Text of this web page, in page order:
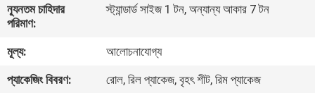
নিয়ন্ত্রণ
ন্যূনতম চাহিদার
পরিমাণ:
স্ট্যান্ডার্ড সাইজ 1 টন, অন্যান্য আকার 7 টন
মূল্য:
আলোচনাযোগ্য
প্যাকেজিং বিবরণ:
রোল, রিল প্যাকেজ, বৃহৎ শীট, রিম প্যাকেজ